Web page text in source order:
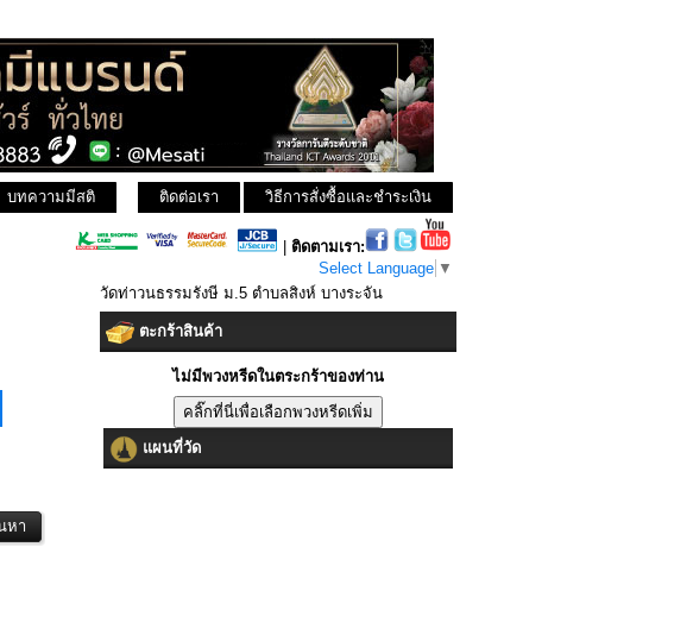
บทความมีสติ วิธีการสั่งซื้อและชำระเงิน
ติดต่อเรา
ติดตามเรา:
Select Language ▼
วัดท่าวนธรรมรังษี ม.5 ตำบลสิงห์ บางระจัน
ตะกร้าสินค้า
ไม่มีพวงหรีดในตระกร้าของท่าน
แผนที่วัด